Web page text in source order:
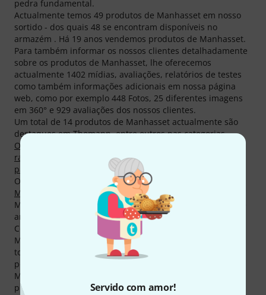
Servido com amor!
pedra fundamental.
Actualmente temos 49 produtos de Manhasset em nosso
sortido - dos quais 48 se encontram disponíveis no
armazém . Há 19 anos vendemos produtos de Manhasset.
Para também informar os nossos clientes detalhadamente
sobre os produtos de Manhasset, lhe oferecemos
actualmente 1402 mídias, avaliações, relatórios de testes
como também informações adicionais em nossa página
web, como por exemplo 448 Fotos, 25 diferentes imagens
em 360° e 929 avaliações dos nossos clientes.
Um total de 14 produtos de Manhasset actualmente são
destaques em Thomann, entre outros nas categorias
Outros equipamentos para orquestra
racks de bateria
Estantes para Orquestra
para surdinas
Suportes para violino
O mais vendido actual se chamaManhasset 48 Symphony
Music Stand (6pcs)
; O destaque entre os produtos de
Manhasset é
Manhasset 48 Symphony Music Stand
artigo já vendemos mais de 10.000.
Com um nível de disponibilidade excelente de 98%,
Manhasset faz parte dos top 10% das nossas marcas. Um
total de 48 produtos estão em estoque no momento e
podem ser despachados imediatamente.
Manhasset concede aos seus clientes para todos os
produtos 2 anos de garantia. Nós prolongamos esta